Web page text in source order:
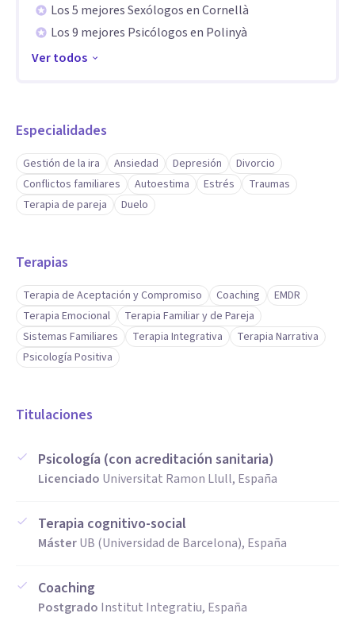
Los 5 mejores Sexólogos en Cornellà
Los 9 mejores Psicólogos en Polinyà
Ver todos
Especialidades
Gestión de la ira Ansiedad Depresión
Divorcio
Conflictos familiares
Autoestima Estrés
Traumas
Terapia de pareja
Duelo
Terapias
Terapia de Aceptación y Compromiso Coaching
EMDR
Terapia Emocional
Terapia Familiar y de Pareja
Sistemas Familiares
Terapia Integrativa
Terapia Narrativa
Psicología Positiva
Titulaciones
Psicología (con acreditación sanitaria)
Licenciado Universitat Ramon Llull, España
Terapia cognitivo-social
MásterUB (Universidad de Barcelona), España
Coaching
Postgrado Institut Integratiu, España